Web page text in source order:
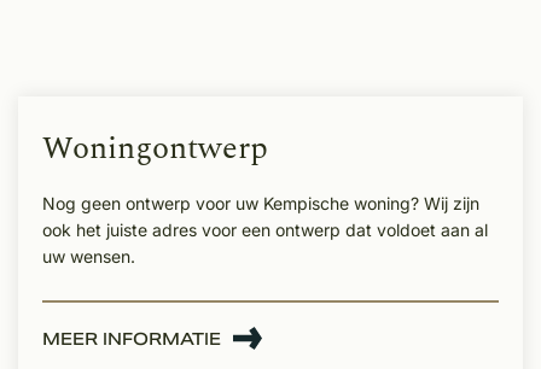
Woningontwerp
Nog geen ontwerp voor uw Kempische woning? Wij zijn
ook het juiste adres voor een ontwerp dat voldoet aan al
uw wensen.
MEER INFORMATIE